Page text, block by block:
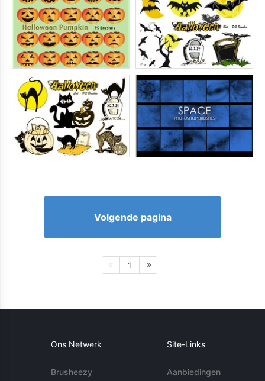
Volgende pagina
1
Ons Netwerk
Brusheezy
Site-Links
Aanbiedingen